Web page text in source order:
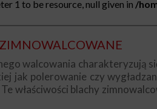
1 to be resource, null given in /
walcowania charakteryzują
jak polerowanie czy
właściwości blachy